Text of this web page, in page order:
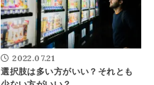
2022.07.21
選択肢は多い方がいい？それとも